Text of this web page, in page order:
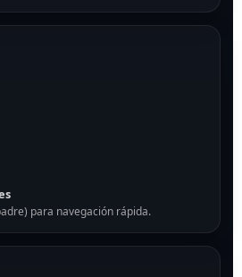
para navegación rápida.